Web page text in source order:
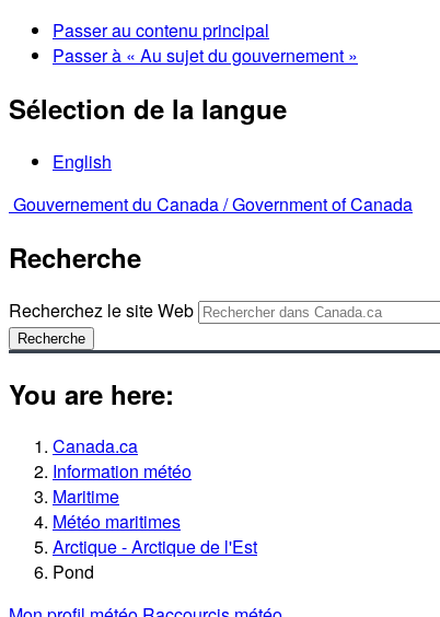
Passer au contenu principal
Passer à « Au sujet du gouvernement »
Sélection de la langue
English
Gouvernement du Canada /Government of Canada
Recherche
Recherchez le site Web
Recherche
You are here:
Canada.ca
Information météo
Maritime
Météo maritimes
Arctique - Arctique de l'Est
Pond